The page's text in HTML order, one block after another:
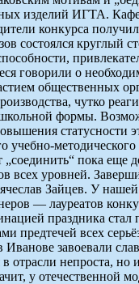
изделий ИГТА.
конкурса
состоялся круглый
говорили о
общественных
чутко
школьной формы.
статусности
учебно-методического
пока еще
всех уровней.
Зайцев. У
— лауреатов
праздника стал
предтечей всех
Иванове завоевали
отрасли непроста, но
у отечественной